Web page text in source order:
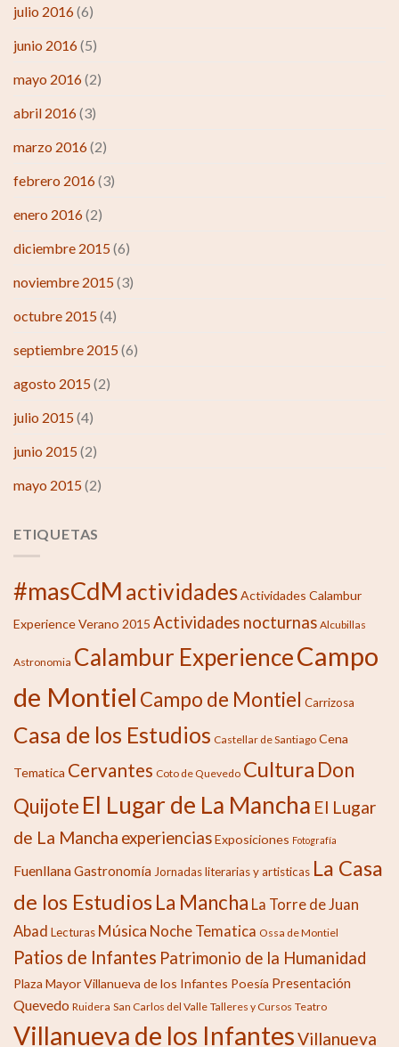
julio 2016(6)
junio 2016(5)
mayo 2016(2)
abril 2016(3)
marzo 2016(2)
febrero 2016(3)
enero 2016(2)
diciembre 2015(6)
noviembre 2015(3)
octubre 2015(4)
septiembre 2015(6)
agosto 2015(2)
julio 2015(4)
junio 2015(2)
mayo 2015(2)
ETIQUETAS
#masCdM actividadesActividades Calambur
Experience Verano 2015 Actividades nocturnas Alcubillas
Astronomia Calambur ExperienceCampo
de Montiel Campo de Montiel Carrizosa
Casa de los Estudios Castellar de Santiago Cena
Tematica Cervantes Coto de Quevedo Cultura Don
Quijote El Lugar de La Mancha El Lugar
de La Mancha experienciasExposiciones Fotografía
FuenllanaGastronomía Jornadas literarias y artisticas La Casa
de los EstudiosLa Mancha La Torre de Juan
Abad Lecturas Música Noche Tematica Ossa de Montiel
Patios de Infantes Patrimonio de la Humanidad
Plaza Mayor Villanueva de los Infantes Poesía Presentación
Quevedo Ruidera San Carlos del Valle Talleres y Cursos Teatro
Villanueva de los InfantesVillanueva